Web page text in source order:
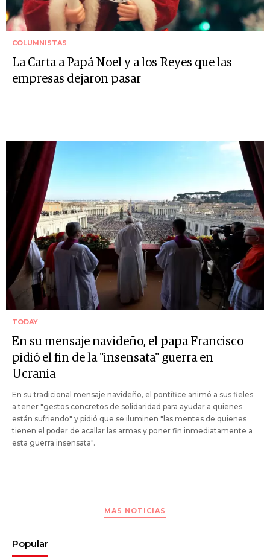
COLUMNISTAS
La Carta a Papá Noel y a los Reyes que las
empresas dejaron pasar
TODAY
En su mensaje navideño, el papa Francisco
pidió el fin de la "insensata" guerra en
Ucrania
En su tradicional mensaje navideño, el pontífice animó a sus fieles
a tener "gestos concretos de solidaridad para ayudar a quienes
están sufriendo" y pidió que se iluminen "las mentes de quienes
tienen el poder de acallar las armas y poner fin inmediatamente a
esta guerra insensata".
MAS NOTICIAS
Popular